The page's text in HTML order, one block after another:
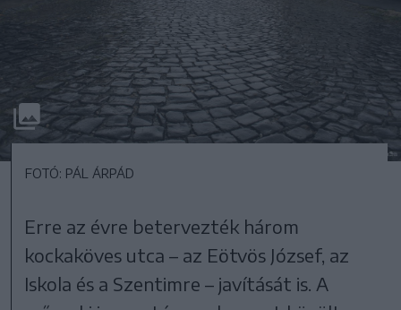
FOTÓ: PÁL ÁRPÁD
Erre az évre betervezték három
kockaköves utca – az Eötvös József, az
Iskola és a Szentimre – javítását is. A